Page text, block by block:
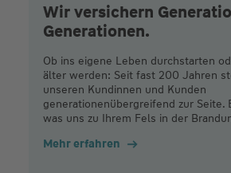
Wir versichern
Generationen.
Ob ins eigene Leben durchstarten
älter werden: Seit fast 200 Jahren
unseren Kundinnen und Kunden
generationenübergreifend zur Seite.
was uns zu Ihrem Fels in der
Mehr erfahren